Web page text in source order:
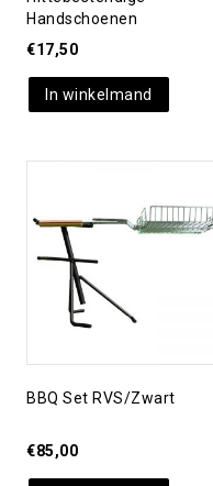
Handschoenen
€17,50
In winkelmand
BBQ Set RVS/zwart
€85,00